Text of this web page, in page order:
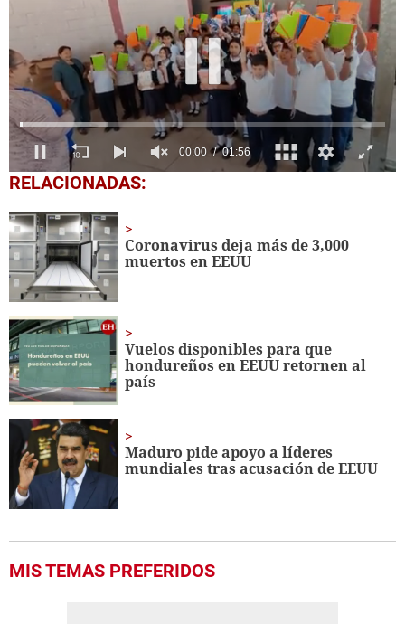
0
seconds
1
minute,
56
seconds
RELACIONADAS:
Coronavirus deja más de 3,000
muertos en EEUU
Vuelos disponibles para que
hondureños en EEUU retornen al
país
Maduro pide apoyo a líderes
mundiales tras acusación de EEUU
MIS TEMAS PREFERIDOS